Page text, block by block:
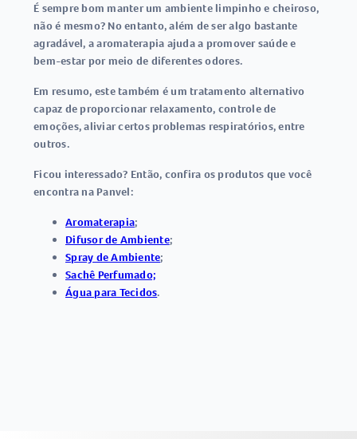
É sempre bom manter um ambiente limpinho e cheiroso,
não é mesmo? No entanto, além de ser algo bastante
agradável, aaromaterapia ajuda a promover saúde e
bem-estarpor meio de diferentes odores.
Em resumo, este também é um tratamento alternativo
capaz de proporcionar relaxamento, controle de
emoções, aliviar certos problemas respiratórios, entre
outros.
Ficou interessado? Então, confira os produtos que você
encontra na Panvel:
Aromaterapia;
Difusor de Ambiente;
Spray de Ambiente;
Sachê Perfumado;
Água para Tecidos.